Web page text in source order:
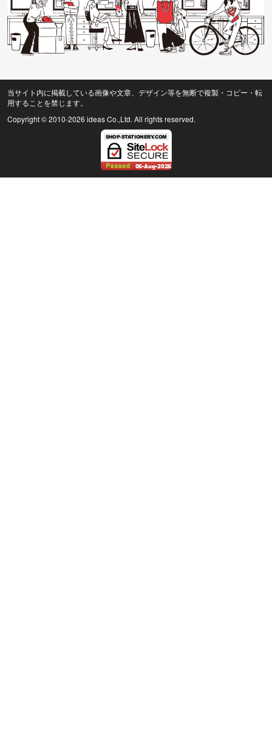
当サイト内に掲載している画像や文章、デザイン等を無断で複製・コピー・転
用することを禁じます。
Copyright © 2010-2026 ideas Co.,Ltd. All rights reserved.